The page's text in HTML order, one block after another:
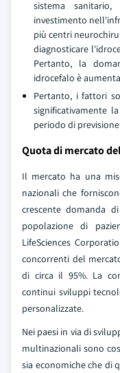
sistema
investimento
più centri
diagnosticare
Pertanto, la
idrocefalo è
Pertanto, i fattori
significativamente
periodo di
Quota di mercato
Il mercato ha una
nazionali che
crescente domanda
popolazione di
LifeSciences
concorrenti del
di circa il 95%. La
continui sviluppi
personalizzate.
Nei paesi in via di
multinazionali sono
sia economiche che